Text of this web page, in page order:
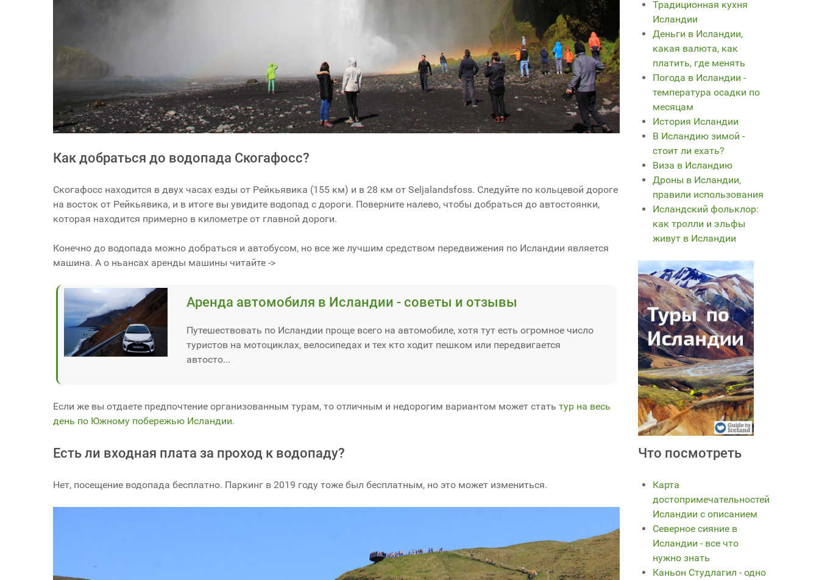
Как добраться до водопада Скогафосс?
Скогафосс находится в двух часах езды от Рейкьявика (155 км) и в 28 км от Seljalandsfoss. Следуйте по кольцевой дороге
на восток от Рейкьявика, и в итоге вы увидите водопад с дороги. Поверните налево, чтобы добраться до автостоянки,
которая находится примерно в километре от главной дороги.
Конечно до водопада можно добраться и автобусом, но все же лучшим средством передвижения по Исландии является
машина. А о ньансах аренды машины читайте ->
Аренда автомобиля в Исландии - советы и отзывы
Путешествовать по Исландии проще всего на автомобиле, хотя тут есть огромное число
туристов на мотоциклах, велосипедах и тех кто ходит пешком или передвигается
автосто...
Если же вы отдаете предпочтение организованным турам, то отличным и недорогим вариантом может стать тур на весь
день по Южному побережью Исландии.
Есть ли входная плата за проход к водопаду?
Нет, посещение водопада бесплатно. Паркинг в 2019 году тоже был бесплатным, но это может измениться.
Традиционная кухня
Исландии
Деньги в Исландии,
какая валюта, как
платить, где менять
Погода в Исландии -
температура осадки по
месяцам
История Исландии
В Исландию зимой -
стоит ли ехать?
Виза в Исландию
Дроны в Исландии,
правили использования
Исландский фольклор:
как тролли и эльфы
живут в Исландии
Что посмотреть
Карта
достопримечательностей
Исландии с описанием
Северное сияние в
Исландии - все что
нужно знать
Каньон Студлагил - одно